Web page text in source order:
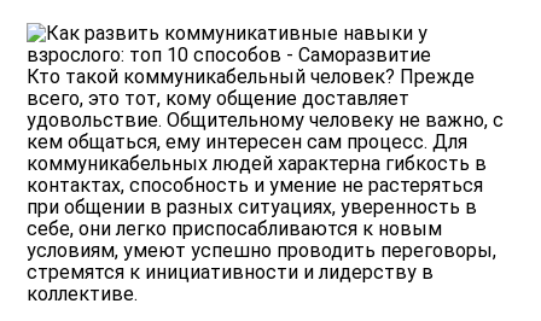
Кто такой коммуникабельный человек? Прежде
всего, это тот, кому общение доставляет
удовольствие. Общительному человеку не важно, с
кем общаться, ему интересен сам процесс. Для
коммуникабельных людей характерна гибкость в
контактах, способность и умение не растеряться
при общении в разных ситуациях,уверенность в
себе, они легко приспосабливаются к новым
условиям, умеют успешно проводить переговоры,
стремятся к инициативности и лидерству в
коллективе.